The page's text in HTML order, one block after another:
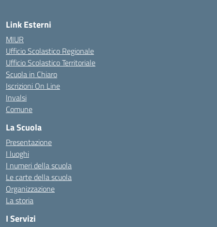
Link Esterni
MIUR
Ufficio Scolastico Regionale
Ufficio Scolastico Territoriale
Scuola in Chiaro
Iscrizioni On Line
Invalsi
Comune
La Scuola
Presentazione
I luoghi
I numeri della scuola
Le carte della scuola
Organizzazione
La storia
I Servizi